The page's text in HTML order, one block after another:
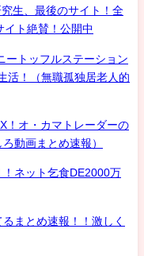
生、最後のサイト！全
イト絶賛！公開中
ートッフルステーション
活！（無職孤独居老人的
オ・カマトレーダーの
動画まとめ速報）
ネット乞食DE2000万
まとめ速報！！激しく